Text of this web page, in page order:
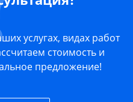
услугах, видах работ
стоимость и
предложение!